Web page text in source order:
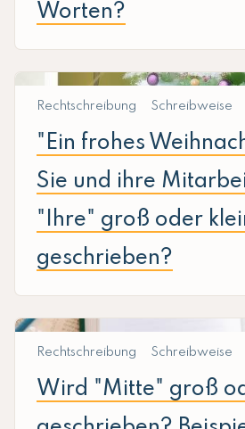
Worten?
Rechtschreibung Schreibweise
"Ein frohes
Sie und ihre
"Ihre" groß oder
geschrieben?
Rechtschreibung Schreibweise
Wird "Mitte" groß